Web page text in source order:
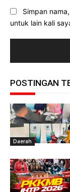
Simpan
untuk lain kali
POSTINGAN
Daerah